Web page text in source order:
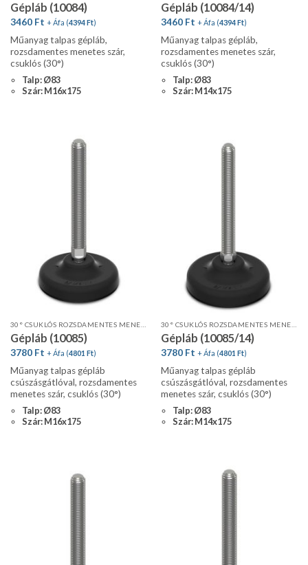
Gépláb (10084)
3460 Ft + Áfa (4394Ft)
Műanyag talpas gépláb,
rozsdamentes menetes szár,
csuklós (30°)
Talp: Ø83
Szár: M16x175
Gépláb (10084/14)
3460 Ft + Áfa (4394Ft)
Műanyag talpas gépláb,
rozsdamentes menetes szár,
csuklós (30°)
Talp: Ø83
Szár: M14x175
Gépláb (10085)
3780 Ft + Áfa (4801 Ft)
Műanyag talpas gépláb
csúszásgátlóval, rozsdamentes
menetes szár, csuklós (30°)
Talp: Ø83
Szár: M16x175
Gépláb (10085/14)
3780 Ft + Áfa (4801 Ft)
Műanyag talpas gépláb
csúszásgátlóval, rozsdamentes
menetes szár, csuklós (30°)
Talp: Ø83
Szár: M14x175